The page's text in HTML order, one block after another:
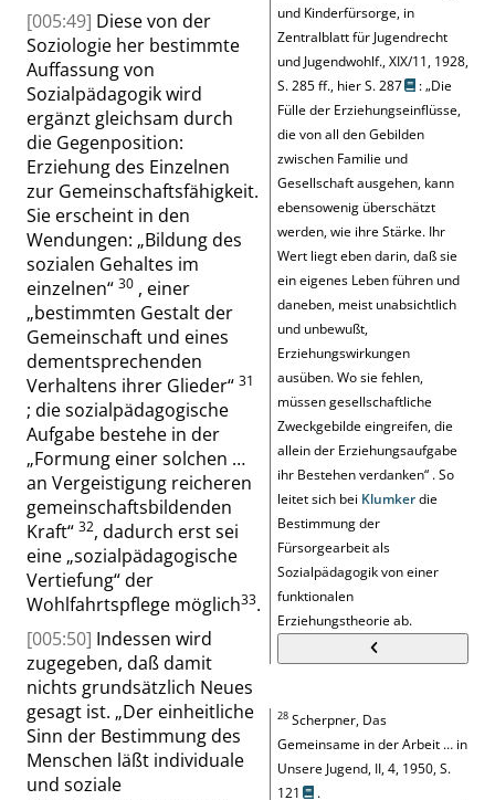
und Kinderfürsorge, in
Zentralblatt für Jugendrecht
und Jugendwohlf., XIX/11, 1928,
S. 285 ff., hier S. 287
:„Die
Fülle der Erziehungseinflüsse,
die von all den Gebilden
zwischen Familie und
Gesellschaft ausgehen, kann
ebensowenig überschätzt
werden, wie ihre Stärke. Ihr
Wert liegt eben darin, daß sie
ein eigenes Leben führen und
daneben, meist unabsichtlich
und unbewußt,
Erziehungswirkungen
ausüben. Wo sie fehlen,
müssen gesellschaftliche
Zweckgebilde eingreifen, die
allein der Erziehungsaufgabe
ihr Bestehen verdanken“ . So
leitet sich bei Klumkerdie
Bestimmung der
Fürsorgearbeit als
Sozialpädagogik von einer
funktionalen
Erziehungstheorie ab.
28 Scherpner, Das
Gemeinsame in der Arbeit … in
Unsere Jugend, II, 4, 1950,S.
121
.
[005:49] Diese von der
Soziologie her bestimmte
Auffassung von
Sozialpädagogik wird
ergänzt gleichsam durch
die Gegenposition:
Erziehung des Einzelnen
zur Gemeinschaftsfähigkeit.
Sie erscheint in den
Wendungen: „Bildung des
sozialen Gehaltes im
einzelnen“ 30 , einer
„bestimmten Gestalt der
Gemeinschaft und eines
dementsprechenden
Verhaltens ihrer Glieder“ 31
; die sozialpädagogische
Aufgabe bestehe in der
„Formung einer solchen …
an Vergeistigung reicheren
gemeinschaftsbildenden
Kraft“ 32, dadurch erst sei
eine „sozialpädagogische
Vertiefung“der
Wohlfahrtspflege möglich33.
[005:50] Indessen wird
zugegeben, daß damit
nichts grundsätzlich Neues
gesagt ist. „Der einheitliche
Sinn der Bestimmung des
Menschen läßt individuale
und soziale